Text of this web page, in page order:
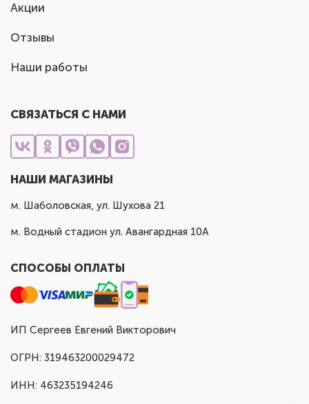
Акции
Отзывы
Наши работы
СВЯЗАТЬСЯ С НАМИ
НАШИ МАГАЗИНЫ
м. Шаболовская, ул. Шухова 21
м. Водный стадион ул. Авангардная 10А
СПОСОБЫ ОПЛАТЫ
ИП Сергеев Евгений Викторович
ОГРН: 319463200029472
ИНН: 463235194246